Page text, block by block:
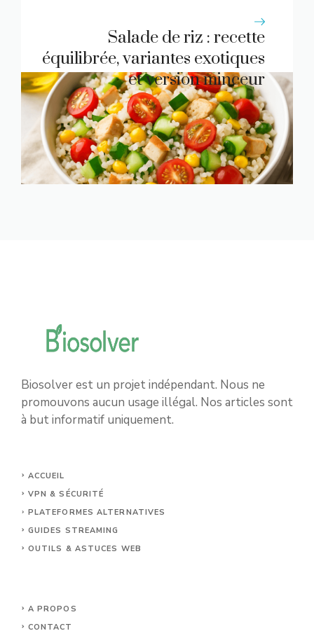
Salade de riz : recette
équilibrée, variantes exotiques
et version minceur
Biosolver est un projet indépendant. Nous ne
promouvons aucun usage illégal. Nos articles sont
à but informatif uniquement.
ACCUEIL
VPN & SÉCURITÉ
PLATEFORMES ALTERNATIVES
GUIDES STREAMING
OUTILS & ASTUCES WEB
A PROPOS
CONTACT